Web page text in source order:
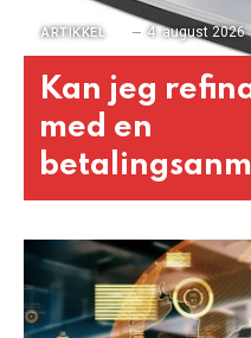
ARTIKKEL 4. august 2026
Kan jeg
med en